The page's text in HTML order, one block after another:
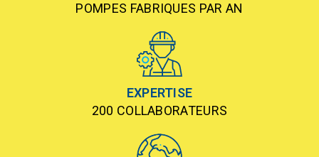
POMPES FABRIQUES PAR AN
EXPERTISE
200 COLLABORATEURS